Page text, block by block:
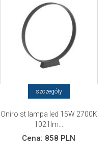
szczegóły
Oniro st lampa led 15W 2700K
1021lm...
Cena: 858 PLN